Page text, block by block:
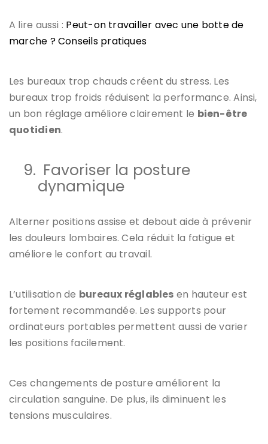
A lire aussi : Peut-on travailler avec une botte de
marche ? Conseils pratiques
Les bureaux trop chauds créent du stress. Les
bureaux trop froids réduisent la performance. Ainsi,
un bon réglage améliore clairement le bien-être
quotidien.
9. Favoriser la posture
dynamique
Alterner positions assise et debout aide à prévenir
les douleurs lombaires. Cela réduit la fatigue et
améliore le confort au travail.
L’utilisation de bureaux réglables en hauteur est
fortement recommandée. Les supports pour
ordinateurs portables permettent aussi de varier
les positions facilement.
Ces changements de posture améliorent la
circulation sanguine. De plus, ils diminuent les
tensions musculaires.